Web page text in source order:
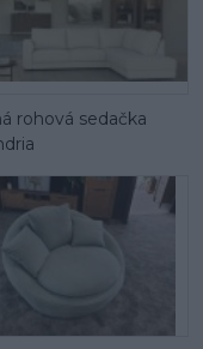
rohová sedačka